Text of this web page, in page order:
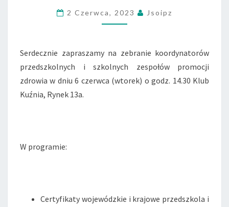
2 Czerwca, 2023 Jsoipz
Serdecznie zapraszamy na zebranie koordynatorów
przedszkolnych i szkolnych zespołów promocji
zdrowia w dniu 6 czerwca (wtorek) o godz. 14.30 Klub
Kuźnia, Rynek 13a.
W programie:
Certyfikaty wojewódzkie i krajowe przedszkola i